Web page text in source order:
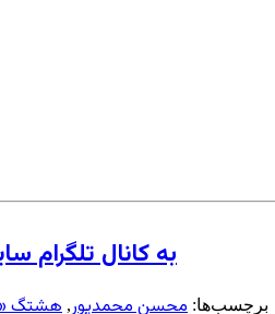
به کانال تلگرام
برچسب‌ها: محسن محمدپور, هشتگ «کدام آبان»